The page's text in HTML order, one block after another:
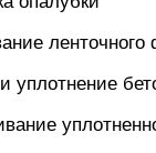
ленточного
уплотнение